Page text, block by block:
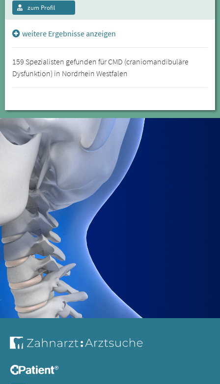
zum Profil
weitere Ergebnisse anzeigen
159 Spezialisten gefunden für CMD (craniomandibuläre
Dysfunktion) in Nordrhein Westfalen